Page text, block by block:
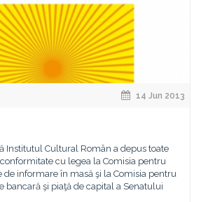
14 Jun 2013
Institutul Cultural Român a depus toate
cu legea la Comisia pentru
informare în masă şi la Comisia pentru
bancară şi piaţă de capital a Senatului